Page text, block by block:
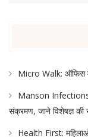
Micro Walk: ऑफिस
Manson Infections:
संक्रमण, जाने विशेषज्ञ की
Health First: